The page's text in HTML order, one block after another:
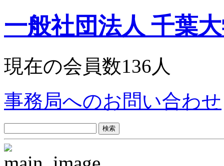
一般社団法人 千葉
現在の会員数136人
事務局へのお問い合わせ
索: